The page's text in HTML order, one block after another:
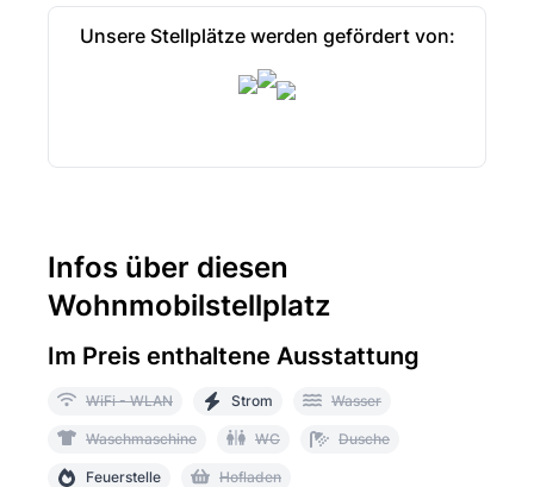
Unsere Stellplätze werden gefördert von:
Infos über diesen
Wohnmobilstellplatz
Im Preis enthaltene Ausstattung
WiFi - WLAN Strom Wasser
Waschmaschine WC Dusche
Feuerstelle Hofladen